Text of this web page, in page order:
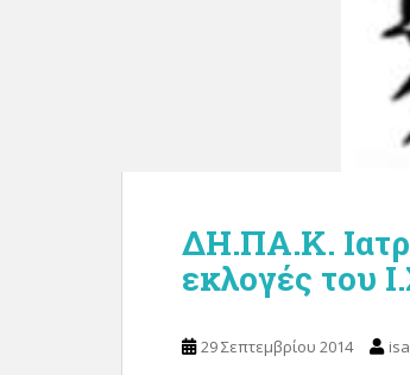
ΔΗ.ΠΑ.Κ.
εκλογές του
29 Σεπτεμβρίου 2014